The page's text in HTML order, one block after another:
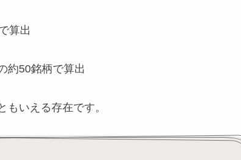
算出
約50銘柄で算出
いえる存在です。